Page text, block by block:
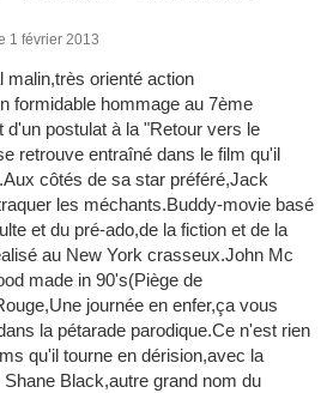
1 février 2013
malin,très orienté action
formidable hommage au 7ème
d'un postulat à la "Retour vers le
retrouve entraîné dans le film qu'il
côtés de sa star préféré,Jack
les méchants.Buddy-movie basé
et du pré-ado,de la fiction et de la
au New York crasseux.John Mc
made in 90's(Piège de
journée en enfer,ça vous
la pétarade parodique.Ce n'est rien
qu'il tourne en dérision,avec la
Black,autre grand nom du